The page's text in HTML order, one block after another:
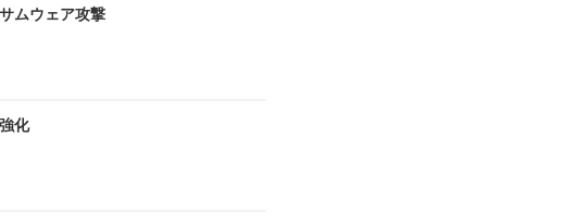
ムウェア攻撃
化